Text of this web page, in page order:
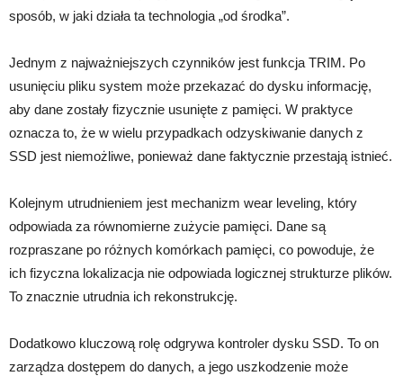
sposób, w jaki działa ta technologia „od środka”.
Jednym z najważniejszych czynników jest funkcja TRIM. Po
usunięciu pliku system może przekazać do dysku informację,
aby dane zostały fizycznie usunięte z pamięci. W praktyce
oznacza to, że w wielu przypadkach odzyskiwanie danych z
SSD jest niemożliwe, ponieważ dane faktycznie przestają istnieć.
Kolejnym utrudnieniem jest mechanizm wear leveling, który
odpowiada za równomierne zużycie pamięci. Dane są
rozpraszane po różnych komórkach pamięci, co powoduje, że
ich fizyczna lokalizacja nie odpowiada logicznej strukturze plików.
To znacznie utrudnia ich rekonstrukcję.
Dodatkowo kluczową rolę odgrywa kontroler dysku SSD. To on
zarządza dostępem do danych, a jego uszkodzenie może